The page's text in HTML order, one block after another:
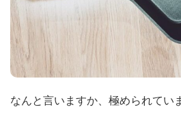
なんと言いますか、極められてい